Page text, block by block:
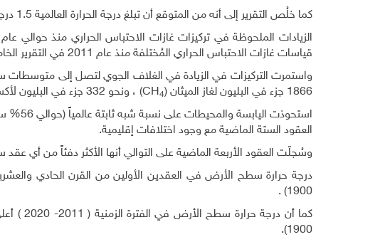
كما خلُص التقرير إلى أنه من المتوقع أن تبلغ درجة الحرارة العالمية 1.5
قياسات غازات الاحتباس الحراري المُختلفة منذ عام 2011 في التقرير الخامس للتغيرات المناخية (
واستمرت التركيزات في الزيادة في الغلاف الجوي لتصل إلى متوسطات سنوية تبلغ نحو 410 جزء في المليون
1866 جزء في البليون لغاز الميثان
(CH4) ، ونحو 332 جزء في البليون لأكسيد النيتروز
العقود الستة الماضية مع وجود اختلافات إقليمية.
وسُجلّت العقود الأربعة الماضية على التوالي أنها الأكثر دفئاً من أي عقد
1900) .
1900).